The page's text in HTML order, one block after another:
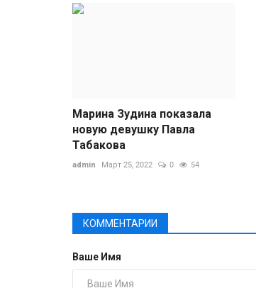
Марина Зудина показала
новую девушку Павла
Табакова
admin Март 25, 2022 0 54
КОММЕНТАРИИ
Ваше Имя